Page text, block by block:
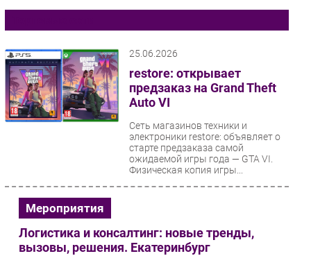
Импорто­замещение
Автоматизация Промышленности
Интернет
Мобильная связь
Фиксированная связь
Интеграция
Торговые сети
Оборудование
Outsourcing
25.06.2026
restore: открывает
предзаказ на Grand Theft
Auto VI
Сеть магазинов техники и
электроники restore: объявляет о
старте предзаказа самой
ожидаемой игры года — GTA VI.
Физическая копия игры...
Мероприятия
Логистика и консалтинг: новые тренды,
вызовы, решения. Екатеринбург